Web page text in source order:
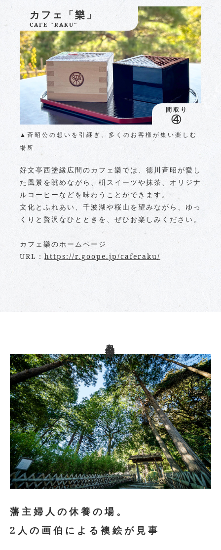
カフェ「樂」
CAFE "RAKU"
間取り
④
▲斉昭公の想いを引継ぎ、多くのお客様が集い楽しむ
場所
好文亭西塗縁広間のカフェ樂では、徳川斉昭が愛し
た風景を眺めながら、枡スイーツや抹茶、オリジナ
ルコーヒーなどを味わうことができます。
文化とふれあい、千波湖や桜山を望みながら、ゆっ
くりと贅沢なひとときを、ぜひお楽しみください。
カフェ樂のホームページ
URL： https://r.goope.jp/caferaku/
藩主婦人の休養の場。
2人の画伯による襖絵が見事